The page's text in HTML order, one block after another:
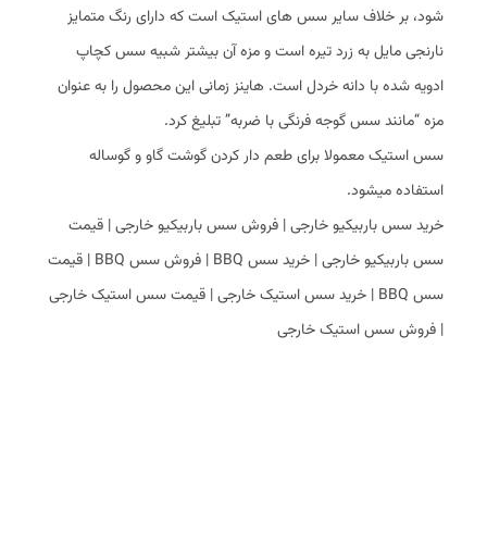
شود، بر خلاف سایر سس های استیک است که دارای رنگ متمایز
نارنجی مایل به زرد تیره است و مزه آن بیشتر شبیه سس کچاپ
ادویه شده با دانه خردل است. هاینز زمانی این محصول را به عنوان
مزه “مانند سس گوجه فرنگی با ضربه” تبلیغ کرد.
سس استیک معمولا برای طعم دار کردن گوشت گاو و گوساله
استفاده میشود.
خرید سس باربیکیو خارجی | فروش سس باربیکیو خارجی | قیمت
سس باربیکیو خارجی | خرید سس BBQ | فروش سس BBQ | قیمت
سس BBQ | خرید سس استیک خارجی | قیمت سس استیک خارجی
| فروش سس استیک خارجی